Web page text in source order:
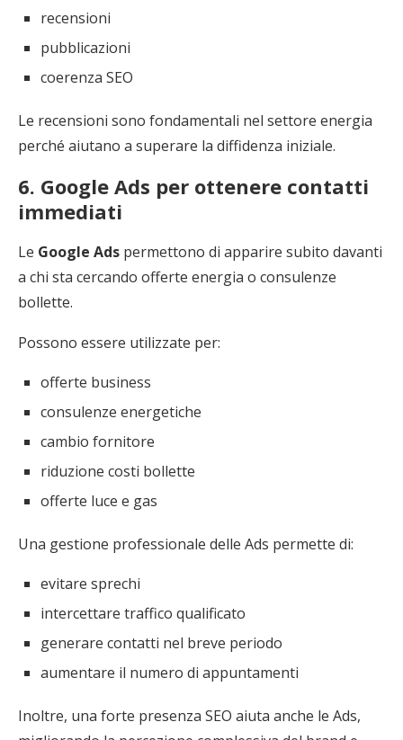
recensioni
pubblicazioni
coerenza SEO
Le recensioni sono fondamentali nel settore energia
perché aiutano a superare la diffidenza iniziale.
6. Google Ads per ottenere contatti
immediati
Le Google Ads permettono di apparire subito davanti
a chi sta cercando offerte energia o consulenze
bollette.
Possono essere utilizzate per:
offerte business
consulenze energetiche
cambio fornitore
riduzione costi bollette
offerte luce e gas
Una gestione professionale delle Ads permette di:
evitare sprechi
intercettare traffico qualificato
generare contatti nel breve periodo
aumentare il numero di appuntamenti
Inoltre, una forte presenza SEO aiuta anche le Ads,